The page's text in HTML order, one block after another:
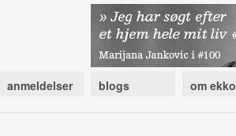
anmeldelser blogs om ekko